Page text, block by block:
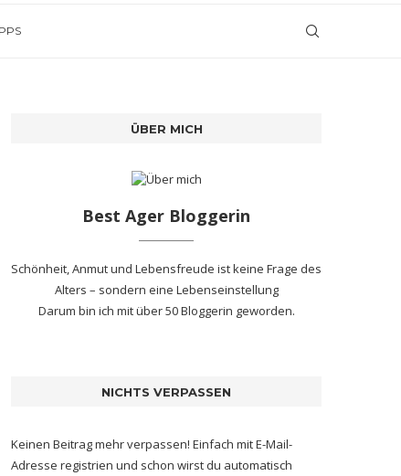
ÜBER MICH
Best Ager Bloggerin
Schönheit, Anmut und Lebensfreude ist keine Frage des
Alters – sondern eine Lebenseinstellung
Darum bin ich mitüber 50 Bloggerin geworden.
NICHTS VERPASSEN
Keinen Beitrag mehr verpassen! Einfach mit E-Mail-
Adresse registrien und schon wirst du automatisch